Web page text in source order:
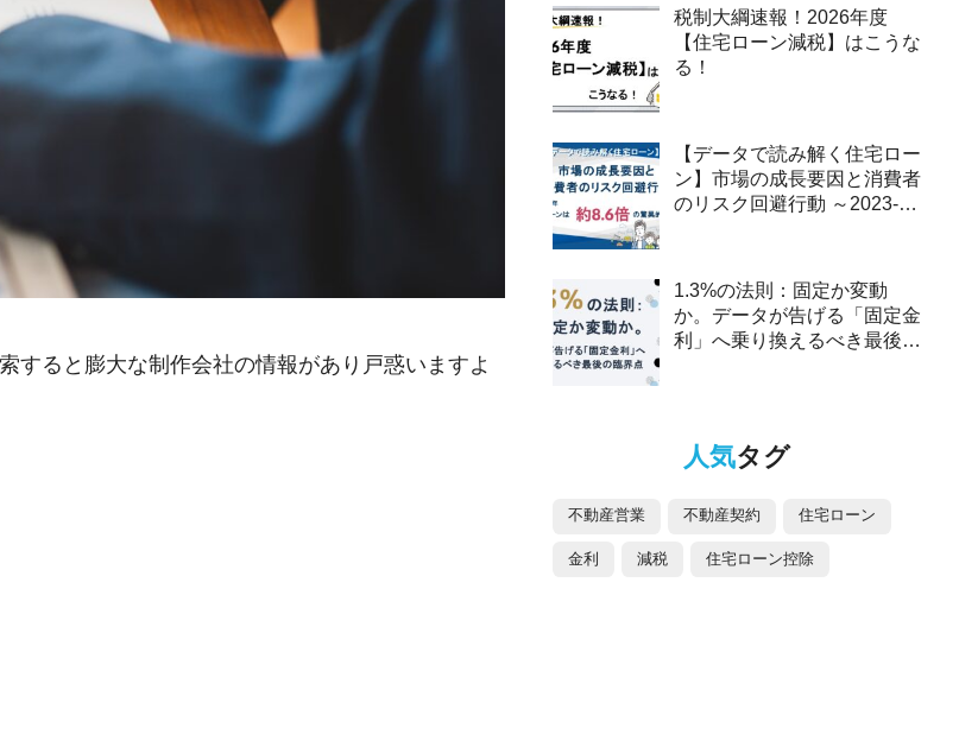
すると膨大な制作会社の情報があり戸惑いますよ
税制大綱速報！2026年度
【住宅ローン減税】はこうな
る！
【データで読み解く住宅ロー
ン】市場の成長要因と消費者
のリスク回避行動 ～2023-
1.3%の法則：固定か変動
か。データが告げる「固定金
利」へ乗り換えるべき最後の
人気タグ
不動産営業 不動産契約 住宅ローン
金利 減税 住宅ローン控除